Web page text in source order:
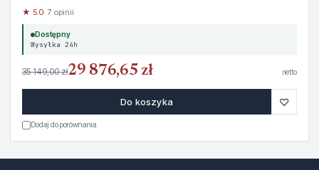
★ 5.0· 7 opinii
Dostępny
Wysyłka 24h
35 149,00 zł29 876,65 zł netto
Do koszyka ♡
Dodaj do porównania